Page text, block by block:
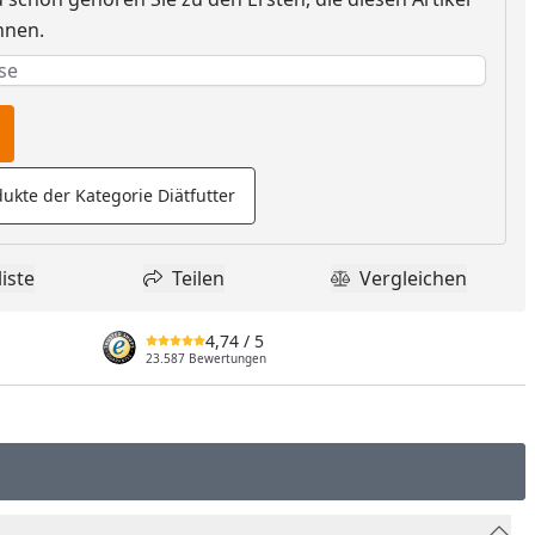
erforderlich
der Kategorie Diätfutter
zur Wunschliste hinzufügen
Teilen
Teilen Produkt
Vergleichen
4,74 / 5
23.587 Bewertungen